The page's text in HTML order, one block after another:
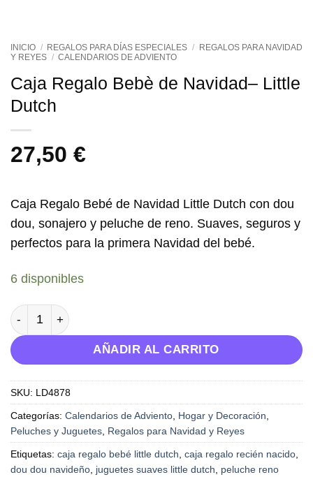
INICIO / REGALOS PARA DÍAS ESPECIALES / REGALOS PARA NAVIDAD
Y REYES / CALENDARIOS DE ADVIENTO
Caja Regalo Bebè de Navidad– Little
Dutch
27,50 €
Caja Regalo Bebé de Navidad Little Dutch con dou
dou, sonajero y peluche de reno. Suaves, seguros y
perfectos para la primera Navidad del bebé.
6 disponibles
Caja Regalo Bebè de Navidad– Little Dutch cantidad
AÑADIR AL CARRITO
SKU: LD4878
Categorías: Calendarios de Adviento, Hogar y Decoración,
Peluches y Juguetes, Regalos para Navidad y Reyes
Etiquetas: caja regalo bebé little dutch, caja regalo recién nacido,
dou dou navideño, juguetes suaves little dutch, peluche reno